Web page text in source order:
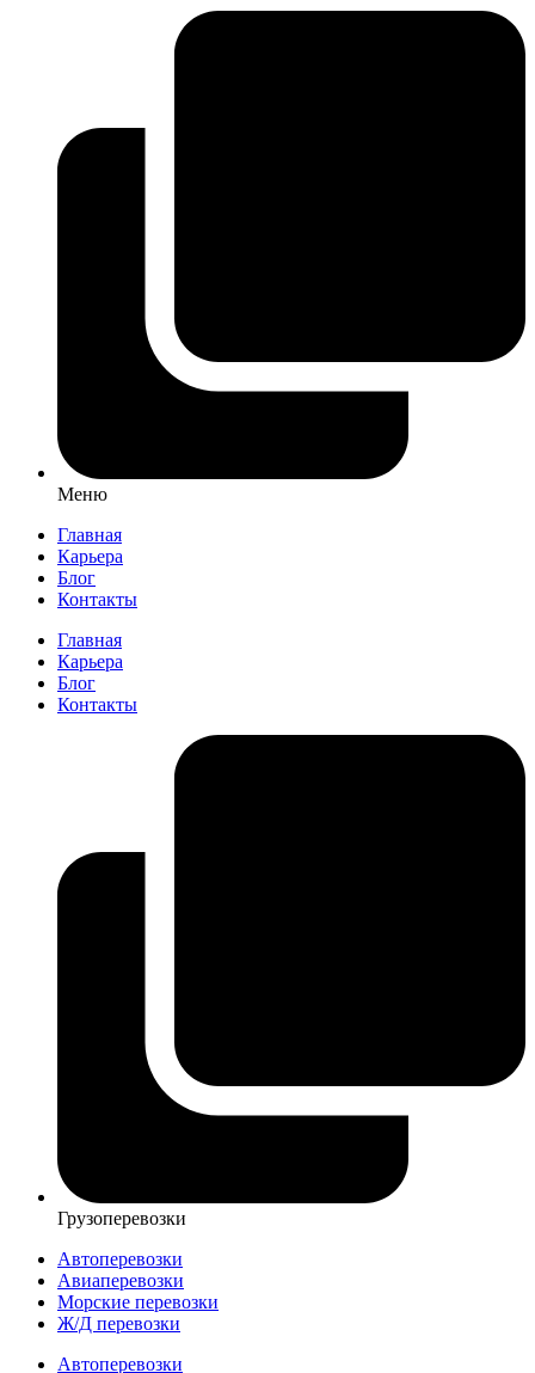
Меню
Главная
Карьера
Блог
Контакты
Главная
Карьера
Блог
Контакты
Грузоперевозки
Автоперевозки
Авиаперевозки
Морские перевозки
Ж/Д перевозки
Автоперевозки